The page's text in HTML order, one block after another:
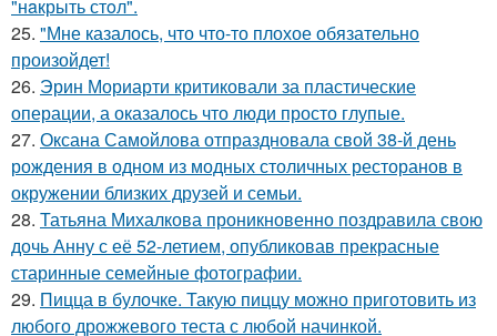
"нaкрыть стoл".
25. "Мне казалось, что что-то плохое обязательно
произойдет!
26. Эрин Мориарти критиковали за пластические
операции, а оказалось что люди просто глупые.
27. Оксана Самойлова отпраздновала свой 38-й день
рождения в одном из модных столичных ресторанов в
окружении близких друзей и семьи.
28. Татьяна Михалкова проникновенно поздравила свою
дочь Анну с её 52-летием, опубликовав прекрасные
старинные семейные фотографии.
29. Пицца в булочке. Такую пиццу можно приготовить из
любого дрожжевого теста с любой начинкой.